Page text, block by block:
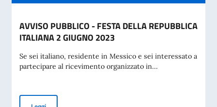
AVVISO PUBBLICO - FESTA DELLA REPUBBLICA
ITALIANA 2 GIUGNO 2023
Se sei italiano, residente in Messico e sei interessato a
partecipare al ricevimento organizzato in...